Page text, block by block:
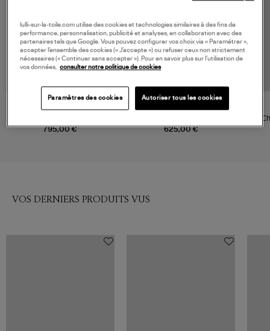
795,00 €
ZIMMERMANN
Blue
NOUVELLE COLLECTION
625,00 €
ZIMMERMANN
VOS DERNIERS PRODUITS VUS
lulli-sur-la-toile.com utilise des cookies et technologies similaires à des fins de
performance, personnalisation, publicité et analyses, en collaboration avec des
partenaires tels que Google. Vous pouvez configurer vos choix via « Paramétrer »,
accepter l’ensemble des cookies (« J’accepte ») ou refuser ceux non strictement
nécessaires (« Continuer sans accepter »). Pour en savoir plus sur l’utilisation de
vos données,
consulter notre politique de cookies
Paramètres des cookies Autoriser tous les cookies